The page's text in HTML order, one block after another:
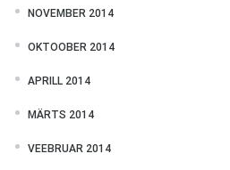
NOVEMBER 2014
OKTOOBER 2014
APRILL 2014
MÄRTS 2014
VEEBRUAR 2014